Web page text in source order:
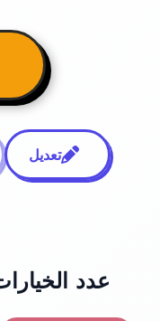
تعديل
عدد